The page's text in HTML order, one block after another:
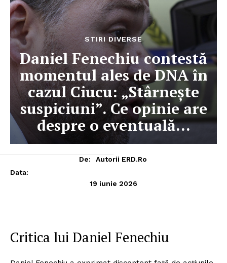
STIRI DIVERSE
Daniel Fenechiu contestă
momentul ales de DNA în
cazul Ciucu: „Stârnește
suspiciuni”. Ce opinie are
despre o eventuală…
De:
Autorii ERD.ro
Data:
19 iunie 2026
Critica lui Daniel Fenechiu